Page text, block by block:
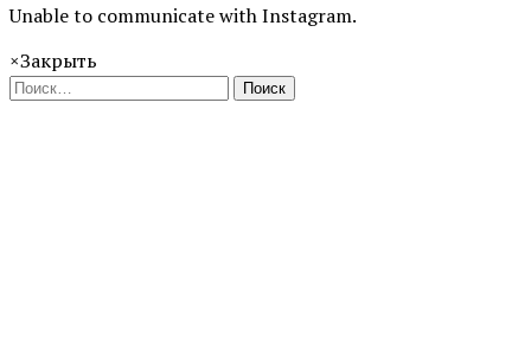
Unable to communicate with Instagram.
×Закрыть
Поиск